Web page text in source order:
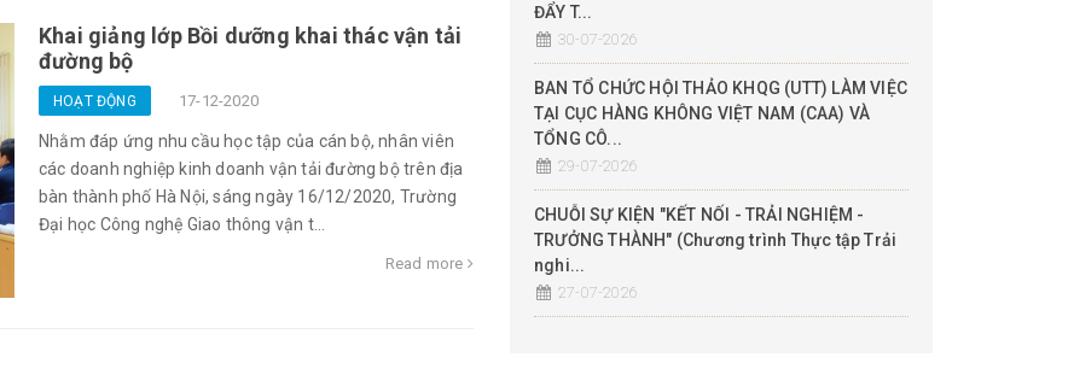
Khai giảng lớp Bồi dưỡng khai thác vận tải
đường bộ
HOẠT ĐỘNG 17-12-2020
Nhằm đáp ứng nhu cầu học tập của cán bộ, nhân viên
các doanh nghiệp kinh doanh vận tải đường bộ trên địa
bàn thành phố Hà Nội, sáng ngày 16/12/2020, Trường
Đại học Công nghệ Giao thông vận t...
Read more
ĐẨY T...
30-07-2026
BAN TỔ CHỨC HỘI THẢO KHQG (UTT) LÀM VIỆC
TẠI CỤC HÀNG KHÔNG VIỆT NAM (CAA) VÀ
TỔNG CÔ...
29-07-2026
CHUỖI SỰ KIỆN "KẾT NỐI - TRẢI NGHIỆM -
TRƯỞNG THÀNH" (Chương trình Thực tập Trải
nghi...
27-07-2026